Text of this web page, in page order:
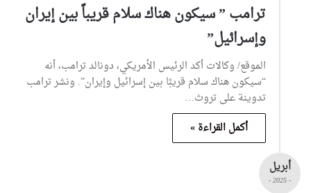
ترامب ” سيكون هناك سلام قريباً بين إيران
وإسرائيل”
الموقع/ وكالات أكد الرئيس الأمريكي، دونالد ترامب، أنه
“سيكون هناك سلام قريبًا بين إسرائيل وإيران”. ونشر ترامب
تدوينة على تروث…
أكمل القراءة »
أبريل
- 2025 -